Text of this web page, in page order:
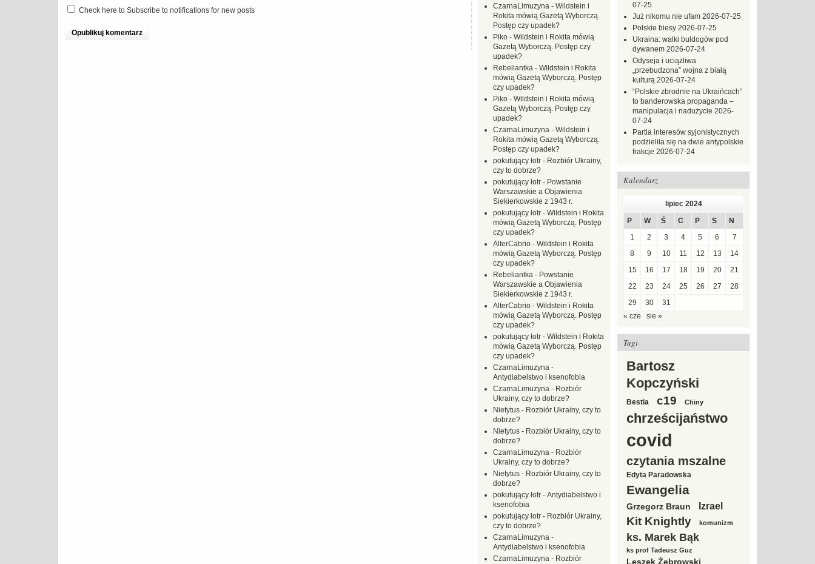
Check here to Subscribe to notifications for new posts
07-25
Już nikomu nie ufam 2026-07-25
Polskie biesy 2026-07-25
Ukraina: walki buldogów pod
dywanem 2026-07-24
Odyseja i uciążliwa
„przebudzona” wojna z białą
kulturą 2026-07-24
“Polskie zbrodnie na Ukraińcach”
to banderowska propaganda –
manipulacja i nadużycie 2026-
07-24
Partia interesów syjonistycznych
podzieliła się na dwie antypolskie
frakcje 2026-07-24
Kalendarz
lipiec 2024
P
W Ś C P S
N
1
2 3 4 5 6
7
8
9 10 11 12 13
14
15
16 17 18 19 20
21
22
23 24 25 26 27
28
29
30
31
« cze
sie »
Tagi
Bartosz
Kopczyński
Bestia c19 Chiny
chrześcijaństwo
covid
czytania mszalne
Edyta Paradowska
Ewangelia
Grzegorz Braun Izrael
Kit Knightly komunizm
ks. Marek Bąk
ks prof Tadeusz Guz
Leszek Żebrowski
CzarnaLimuzyna - Wildstein i
Rokita mówią Gazetą Wyborczą.
Postęp czy upadek?
Piko - Wildstein i Rokita mówią
Gazetą Wyborczą. Postęp czy
upadek?
Rebeliantka - Wildstein i Rokita
mówią Gazetą Wyborczą. Postęp
czy upadek?
Piko - Wildstein i Rokita mówią
Gazetą Wyborczą. Postęp czy
upadek?
CzarnaLimuzyna - Wildstein i
Rokita mówią Gazetą Wyborczą.
Postęp czy upadek?
pokutujący łotr - Rozbiór Ukrainy,
czy to dobrze?
pokutujący łotr - Powstanie
Warszawskie a Objawienia
Siekierkowskie z 1943 r.
pokutujący łotr - Wildstein i Rokita
mówią Gazetą Wyborczą. Postęp
czy upadek?
AlterCabrio - Wildstein i Rokita
mówią Gazetą Wyborczą. Postęp
czy upadek?
Rebeliantka - Powstanie
Warszawskie a Objawienia
Siekierkowskie z 1943 r.
AlterCabrio - Wildstein i Rokita
mówią Gazetą Wyborczą. Postęp
czy upadek?
pokutujący łotr - Wildstein i Rokita
mówią Gazetą Wyborczą. Postęp
czy upadek?
CzarnaLimuzyna -
Antydiabelstwo i ksenofobia
CzarnaLimuzyna - Rozbiór
Ukrainy, czy to dobrze?
Nietytus - Rozbiór Ukrainy, czy to
dobrze?
Nietytus - Rozbiór Ukrainy, czy to
dobrze?
CzarnaLimuzyna - Rozbiór
Ukrainy, czy to dobrze?
Nietytus - Rozbiór Ukrainy, czy to
dobrze?
pokutujący łotr - Antydiabelstwo i
ksenofobia
pokutujący łotr - Rozbiór Ukrainy,
czy to dobrze?
CzarnaLimuzyna -
Antydiabelstwo i ksenofobia
CzarnaLimuzyna - Rozbiór